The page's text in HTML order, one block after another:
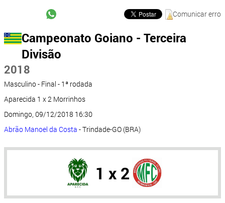
Comunicar erro
Campeonato Goiano - Terceira
Divisão
2018
Masculino - Final - 1ª rodada
Aparecida 1 x 2 Morrinhos
Domingo, 09/12/2018 16:30
Abrão Manoel da Costa - Trindade-GO (BRA)
1 x 2